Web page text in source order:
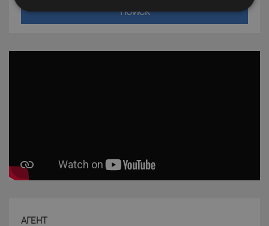
ПОИСК
АГЕНТ
Strettamente necessari e Statistiche
cookie strettamente necessari.